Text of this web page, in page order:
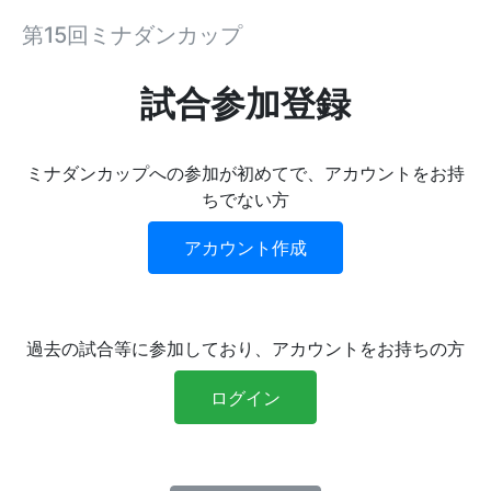
第15回ミナダンカップ
試合参加登録
ミナダンカップへの参加が初めてで、アカウントをお持
ちでない方
アカウント作成
過去の試合等に参加しており、アカウントをお持ちの方
ログイン